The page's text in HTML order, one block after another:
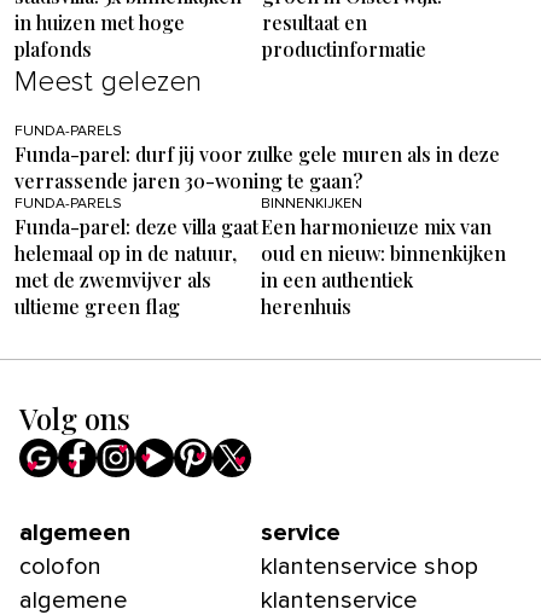
in huizen met hoge
plafonds
resultaat en
productinformatie
Meest gelezen
FUNDA-PARELS
Funda-parel: durf jij voor zulke gele muren als in deze
verrassende jaren 30-woning te gaan?
FUNDA-PARELS
Funda-parel: deze villa gaat
helemaal op in de natuur,
met de zwemvijver als
ultieme green flag
BINNENKIJKEN
Een harmonieuze mix van
oud en nieuw: binnenkijken
in een authentiek
herenhuis
Volg ons
algemeen
colofon
algemene
service
klantenservice shop
klantenservice